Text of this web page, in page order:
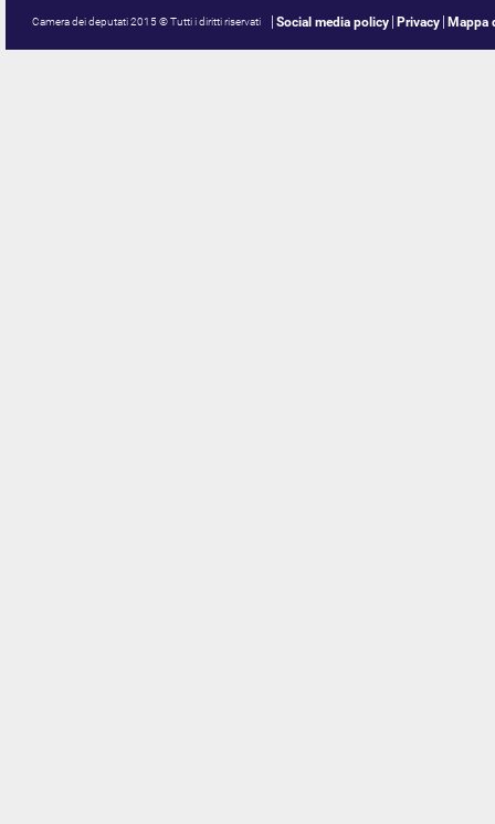
Camera dei deputati 2015 © Tutti i diritti riservati Social media policy Privacy Mappa